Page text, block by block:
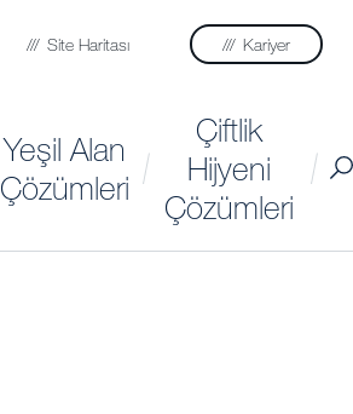
Site Haritası Kariyer
Yeşil Alan
Çözümleri
Çiftlik
Hijyeni
Çözümleri